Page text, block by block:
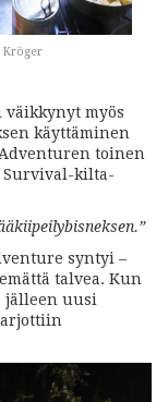
Kröger
myös
käyttäminen
toinen
Survival-kilta-
syntyi –
talvea. Kun
jälleen uusi